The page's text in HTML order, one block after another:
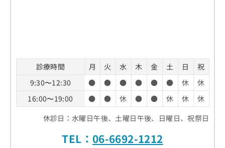
診療時間 月 火 水 木 金 土 日
祝
9:30〜12:30
● ● ● ● ● ● 休
休
16:00〜19:00
● ● 休 ● ● 休 休
休
休診日：水曜日午後、土曜日午後、日曜日、祝祭日
TEL： 06-6692-1212